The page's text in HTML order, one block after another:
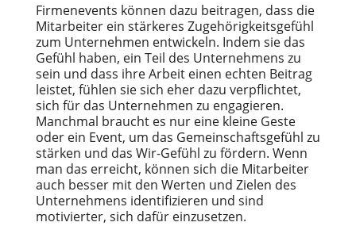
Firmenevents können dazu beitragen, dass die
Mitarbeiter ein stärkeres Zugehörigkeitsgefühl
zum Unternehmen entwickeln. Indem sie das
Gefühl haben, ein Teil des Unternehmens zu
sein und dass ihre Arbeit einen echten Beitrag
leistet, fühlen sie sich eher dazu verpflichtet,
sich für das Unternehmen zu engagieren.
Manchmal braucht es nur eine kleine Geste
oder ein Event, um das Gemeinschaftsgefühl zu
stärken und das Wir-Gefühl zu fördern. Wenn
man das erreicht, können sich die Mitarbeiter
auch besser mit den Werten und Zielen des
Unternehmens identifizieren und sind
motivierter, sich dafür einzusetzen.